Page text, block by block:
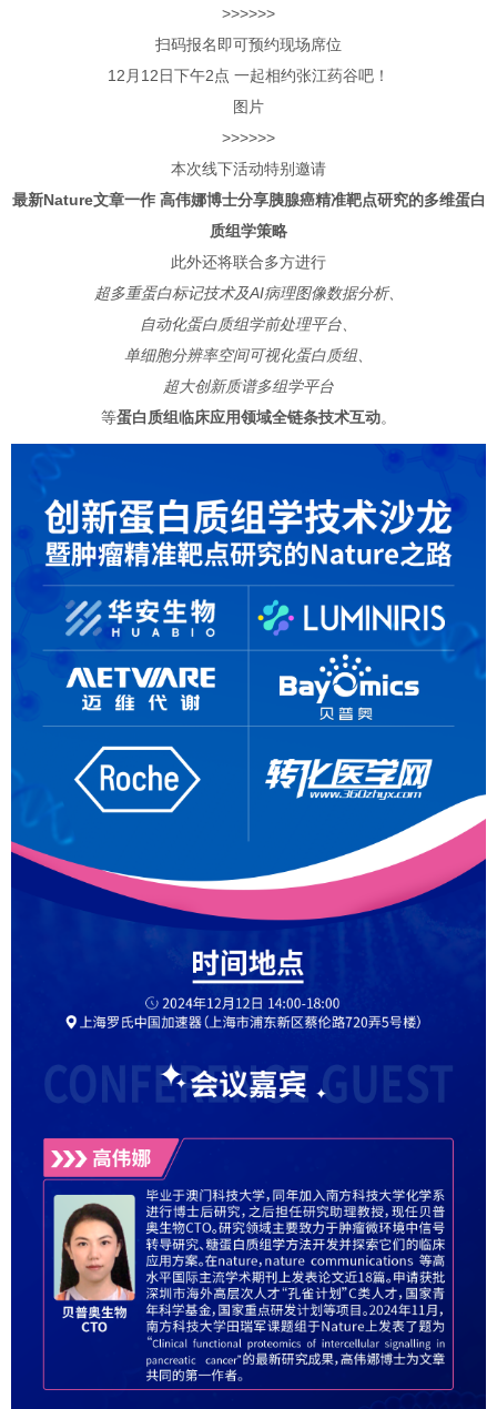
>>>>>>
扫码报名即可预约现场席位
12月12日下午2点 一起相约张江药谷吧！
图片
>>>>>>
本次线下活动特别邀请
最新Nature文章一作 高伟娜博士分享胰腺癌精准靶点研究的多维蛋白
质组学策略
此外还将联合多方进行
超多重蛋白标记技术及AI病理图像数据分析、
自动化蛋白质组学前处理平台、
单细胞分辨率空间可视化蛋白质组、
超大创新质谱多组学平台
等蛋白质组临床应用领域全链条技术互动。